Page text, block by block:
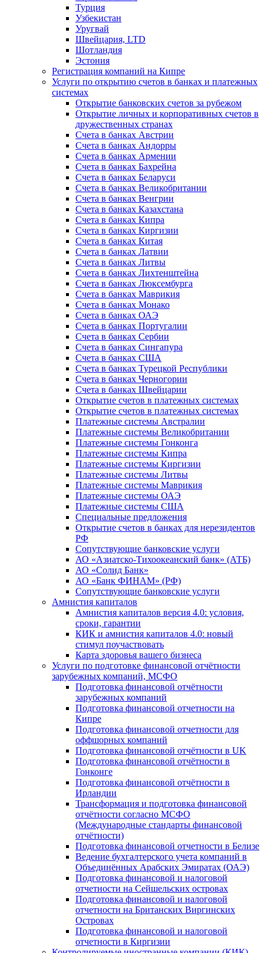
Турция
Узбекистан
Уругвай
Швейцария, LTD
Шотландия
Эстония
Регистрация компаний на Кипре
Услуги по открытию счетов в банках и платежных
системах
Открытие банковских счетов за рубежом
Открытие личных и корпоративных счетов в
дружественных странах
Счета в банках Австрии
Счета в банках Андорры
Счета в банках Армении
Счета в банках Бахрейна
Счета в банках Беларуси
Счета в банках Великобритании
Счета в банках Венгрии
Счета в банках Казахстана
Счета в банках Кипра
Счета в банках Киргизии
Счета в банках Китая
Счета в банках Латвии
Счета в банках Литвы
Счета в банках Лихтенштейна
Счета в банках Люксембурга
Счета в банках Маврикия
Счета в банках Монако
Счета в банках ОАЭ
Счета в банках Португалии
Счета в банках Сербии
Счета в банках Сингапура
Счета в банках США
Счета в банках Турецкой Республики
Счета в банках Черногории
Счета в банках Швейцарии
Открытие счетов в платежных системах
Открытие счетов в платежных системах
Платежные системы Австралии
Платежные системы Великобритании
Платежные системы Гонконга
Платежные системы Кипра
Платежные системы Киргизии
Платежные системы Литвы
Платежные системы Маврикия
Платежные системы ОАЭ
Платежные системы США
Специальные предложения
Открытие счетов в банках для нерезидентов
РФ
Сопутствующие банковские услуги
АО «Азиатско-Тихоокеанский банк» (АТБ)
АО «Солид Банк»
АО «Банк ФИНАМ» (РФ)
Сопутствующие банковские услуги
Амнистия капиталов
Амнистия капиталов версия 4.0: условия,
сроки, гарантии
КИК и амнистия капиталов 4.0: новый
стимул поучаствовать
Карта здоровья вашего бизнеса
Услуги по подготовке финансовой отчётности
зарубежных компаний, МСФО
Подготовка финансовой отчётности
зарубежных компаний
Подготовка финансовой отчетности на
Кипре
Подготовка финансовой отчетности для
оффшорных компаний
Подготовка финансовой отчётности в UK
Подготовка финансовой отчётности в
Гонконге
Подготовка финансовой отчётности в
Ирландии
Трансформация и подготовка финансовой
отчётности согласно МСФО
(Международные стандарты финансовой
отчётности)
Подготовка финансовой отчетности в Белизе
Ведение бухгалтерского учета компаний в
Объединённых Арабских Эмиратах (ОАЭ)
Подготовка финансовой и налоговой
отчетности на Сейшельских островах
Подготовка финансовой и налоговой
отчетности на Британских Виргинских
Островах
Подготовка финансовой и налоговой
отчетности в Киргизии